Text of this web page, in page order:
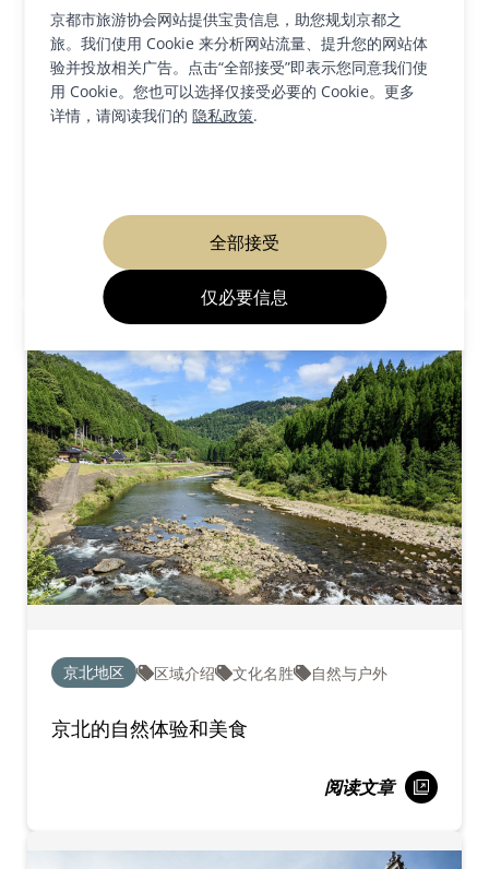
京都市旅游协会网站提供宝贵信息，助您规划京都之
旅。我们使用 Cookie 来分析网站流量、提升您的网站体
验并投放相关广告。点击“全部接受”即表示您同意我们使
用 Cookie。您也可以选择仅接受必要的 Cookie。更多
详情，请阅读我们的隐私政策.
全部接受
仅必要信息
阅读文章
京北地区 区域介绍 文化名胜 自然与户外
京北的自然体验和美食
阅读文章